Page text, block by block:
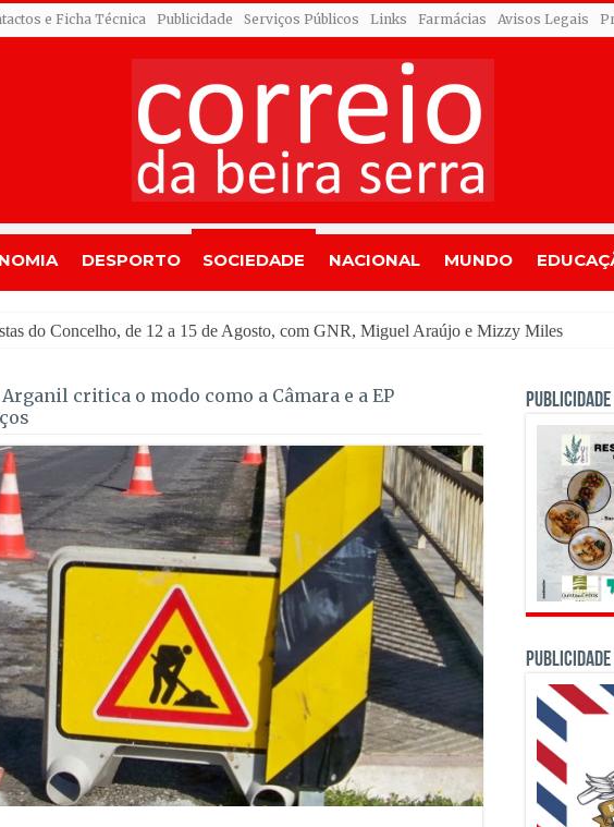
e Ficha Técnica Publicidade Serviços Públicos Links Farmácias Avisos Legais
DESPORTO SOCIEDADE NACIONAL MUNDO
Arganil critica o modo como a Câmara e a EP
PUBLICIDADE
PUBLICIDADE